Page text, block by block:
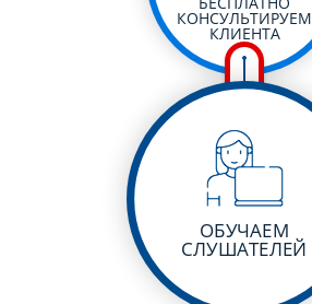
КОНСУЛЬТИРУЕМ
КЛИЕНТА
ОБУЧАЕМ
СЛУШАТЕЛЕЙ